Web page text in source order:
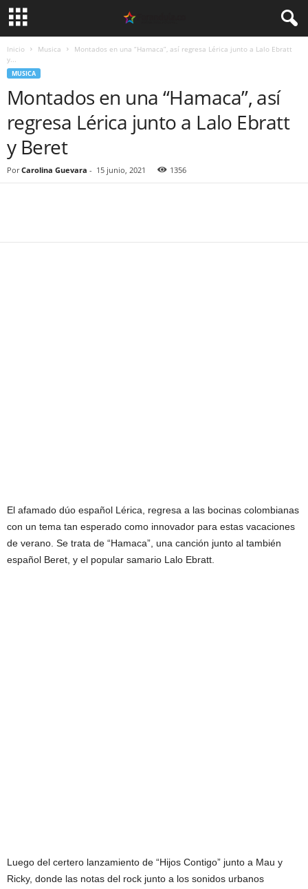
Inicio Musica
Montados en una “Hamaca”, así regresa Lérica junto a Lalo Ebratt
y...
MUSICA
Montados en una “Hamaca”, así
regresa Lérica junto a Lalo Ebratt
y Beret
Por Carolina Guevara - 15 junio, 2021 1356
El afamado dúo español Lérica, regresa a las bocinas colombianas
con un tema tan esperado como innovador para estas vacaciones
de verano. Se trata de “Hamaca”, una canción junto al también
español Beret, y el popular samario Lalo Ebratt.
Luego del certero lanzamiento de “Hijos Contigo” junto a Mau y
Ricky, donde las notas del rock junto a los sonidos urbanos